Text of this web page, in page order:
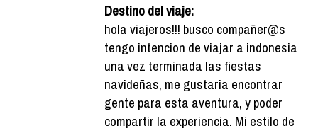
Destino del viaje:
hola viajeros!!! busco compañer@s
tengo intencion de viajar a indonesia
una vez terminada las fiestas
navideñas, me gustaria encontrar
gente para esta aventura, y poder
compartir la experiencia. Mi estilo de